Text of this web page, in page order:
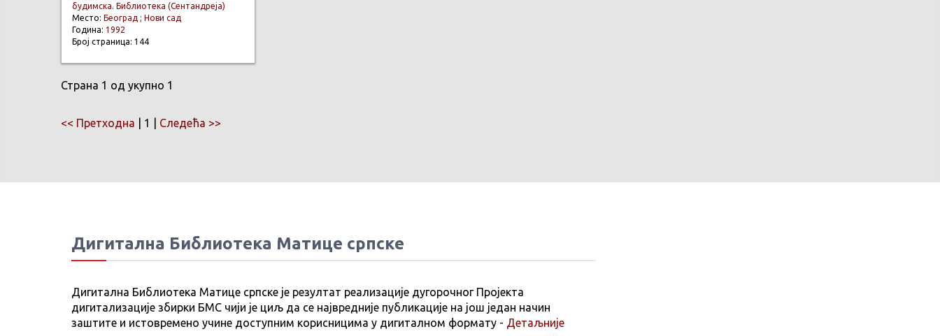
будимска. Библиотека (Сентандреја)
Место: Београд ; Нови сад
Година: 1992
Број страница: 144
Страна 1 од укупно 1
<< Претходна | 1 | Следећа >>
Дигитална Библиотека Матице српске
Дигитална Библиотека Матице српске је резултат реализације дугорочног Пројекта
дигитализације збирки БМС чији је циљ да се највредније публикације на још један начин
заштите и истовремено учине доступним корисницима у дигиталном формату - Детаљније